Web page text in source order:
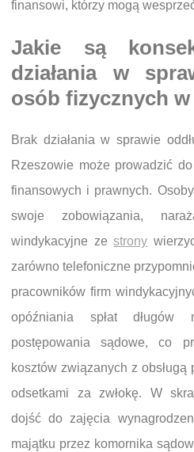
finansowi, którzy mogą
Jakie są
działania w
osób fizycznych w
Brak działania w sprawie
Rzeszowie może prowadzić
finansowych i prawnych.
swoje zobowiązania,
windykacyjne zestrony
zarówno telefoniczne
pracowników firm
opóźniania spłat długów
postępowania sądowe, co
kosztów związanych z
odsetkami za zwłokę. W
dojść do zajęcia
majątku przez komornika